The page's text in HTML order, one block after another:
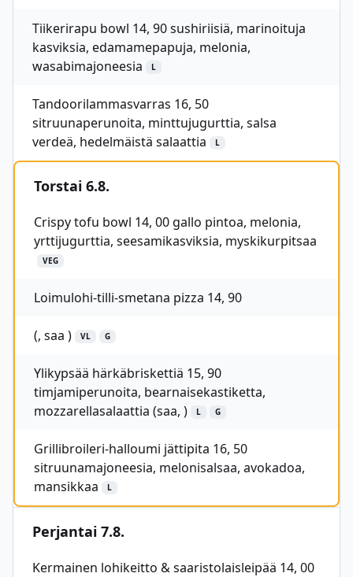
Tiikerirapu bowl 14, 90 sushiriisiä, marinoituja
kasviksia, edamamepapuja, melonia,
wasabimajoneesia
L
Tandoorilammasvarras 16, 50
sitruunaperunoita, minttujugurttia, salsa
verdeä, hedelmäistä salaattia
L
Torstai 6.8.
Crispy tofu bowl 14, 00 gallo pintoa, melonia,
yrttijugurttia, seesamikasviksia, myskikurpitsaa
VEG
Loimulohi-tilli-smetana pizza 14, 90
(, saa ) VL G
Ylikypsää härkäbriskettiä 15, 90
timjamiperunoita, bearnaisekastiketta,
mozzarellasalaattia (saa, )
L G
Grillibroileri-halloumi jättipita 16, 50
sitruunamajoneesia, melonisalsaa, avokadoa,
mansikkaa
L
Perjantai 7.8.
Kermainen lohikeitto & saaristolaisleipää 14, 00